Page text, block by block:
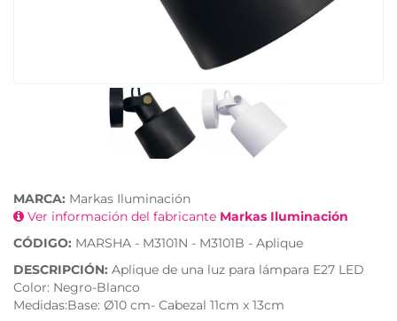
MARCA: Markas Iluminación
Ver información del fabricante Markas Iluminación
CÓDIGO: MARSHA - M3101N - M3101B - Aplique
DESCRIPCIÓN: Aplique de una luz para lámpara E27 LED
Color: Negro-Blanco
Medidas:Base: Ø10 cm- Cabezal 11cm x 13cm